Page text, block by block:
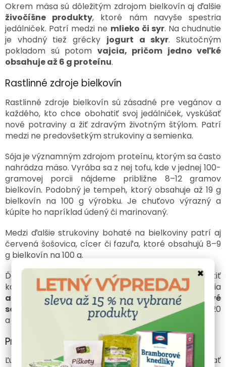
Okrem mäsa sú dôležitým zdrojom bielkovín aj ďalšie
živočíšne produkty, ktoré nám navyše spestria
jedálniček. Patrí medzi ne mlieko či syr. Na chudnutie
je vhodný tiež grécky jogurt a skyr. Skutočným
pokladom sú potom vajcia, pričom jedno veľké
obsahuje až 6 g proteínu.
Rastlinné zdroje bielkovín
Rastlinné zdroje bielkovín sú zásadné pre vegánov a
každého, kto chce obohatiť svoj jedálniček, vyskúšať
nové potraviny a žiť zdravým životným štýlom. Patrí
medzi ne predovšetkým strukoviny a semienka.
Sója je významným zdrojom proteínu, ktorým sa často
nahrádza mäso. Vyrába sa z nej tofu, kde v jednej 100-
gramovej porcii nájdeme približne 8–12 gramov
bielkovín. Podobný je tempeh, ktorý obsahuje až 19 g
bielkovín na 100 g výrobku. Je chuťovo výrazný a
kúpite ho napríklad údený či marinovaný.
Medzi ďalšie strukoviny bohaté na bielkoviny patrí aj
červená šošovica, cícer či fazuľa, ktoré obsahujú 8–9
g bielkovín na 100 g.
Ďalším zdrojom bielkovín, ktorým si môžete obohatiť
každé jedlo, sú semienka. Medzi najlepšie zdroje patria
arašidy, tekvicové semienka, sezamové
semienka, mandle a mak. Všetky z nich obsahujú 20
a viac gramov proteínu na 100 gramov.
Proteíny a bezlepková diéta: ide to dokopy?
Ľudia, ktorí dodržiavajú bezlepkovú diétu, môžu mať
×